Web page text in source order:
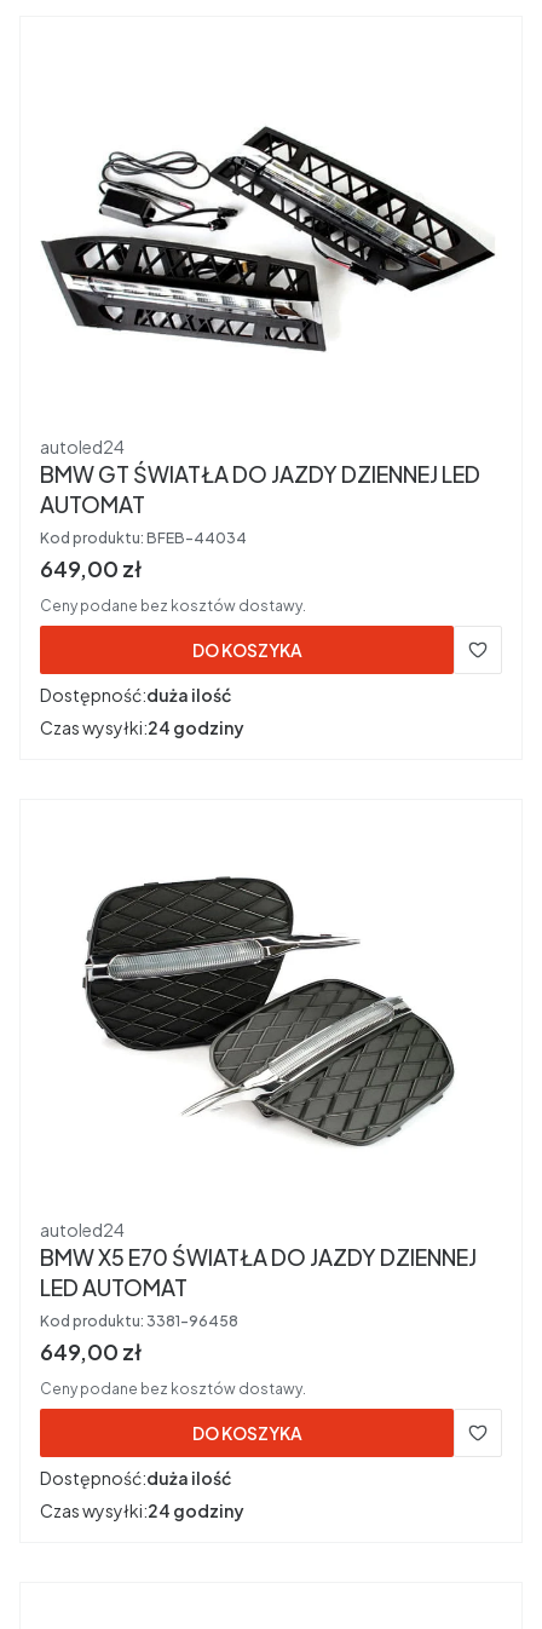
Producent
autoled24
BMW GT ŚWIATŁA DO JAZDY DZIENNEJ LED
AUTOMAT
Kod produktu: BFEB-44034
Cena brutto
649,00 zł
Ceny podane bez kosztów dostawy.
DO KOSZYKA
Dostępność:duża ilość
Czas wysyłki:24 godziny
Producent
autoled24
BMW X5 E70 ŚWIATŁA DO JAZDY DZIENNEJ
LED AUTOMAT
Kod produktu: 3381-96458
Cena brutto
649,00 zł
Ceny podane bez kosztów dostawy.
DO KOSZYKA
Dostępność:duża ilość
Czas wysyłki:24 godziny